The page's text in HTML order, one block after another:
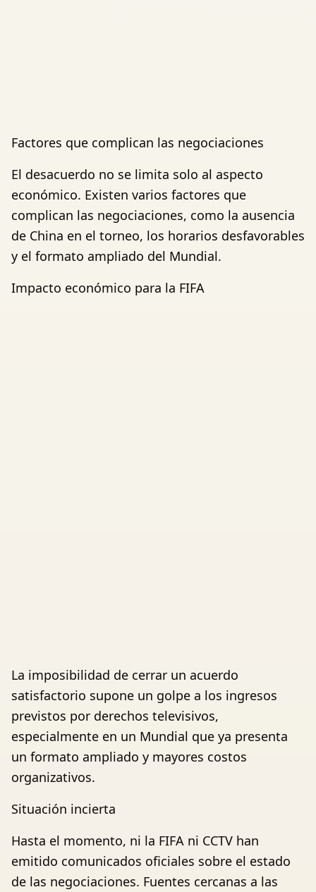
Factores que complican las negociaciones
El desacuerdo no se limita solo al aspecto
económico. Existen varios factores que
complican las negociaciones, como la ausencia
de China en el torneo, los horarios desfavorables
y el formato ampliado del Mundial.
Impacto económico para la FIFA
La imposibilidad de cerrar un acuerdo
satisfactorio supone un golpe a los ingresos
previstos por derechos televisivos,
especialmente en un Mundial que ya presenta
un formato ampliado y mayores costos
organizativos.
Situación incierta
Hasta el momento, ni la FIFA ni CCTV han
emitido comunicados oficiales sobre el estado
de las negociaciones. Fuentes cercanas a las